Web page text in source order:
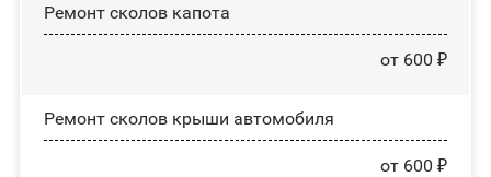
Ремонт сколов капота
от 600 ₽
Ремонт сколов крыши автомобиля
от 600 ₽